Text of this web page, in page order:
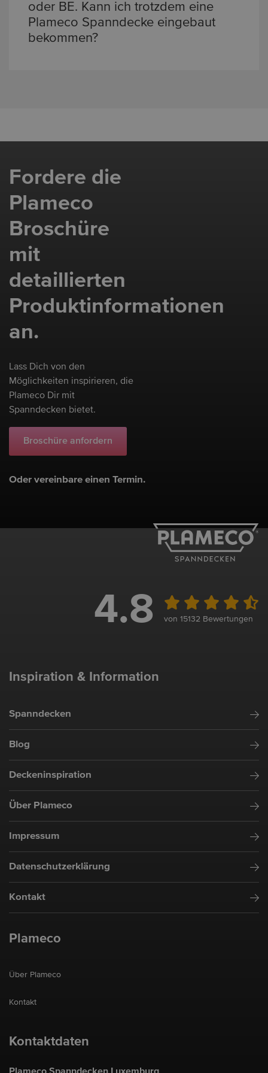
und kannst einen unverbindlichen Termin
oder BE. Kann ich trotzdem eine
Plameco Spanndecke eingebaut
bekommen?
Fordere die
Plameco
Broschüre
mit
detaillierten
Produktinformationen
an.
Lass Dich von den
Möglichkeiten inspirieren, die
Plameco Dir mit
Spanndecken bietet.
Broschüre anfordern
Oder vereinbare einen Termin.
4.8 von 15132 Bewertungen
Inspiration & Information
Spanndecken
Blog
Deckeninspiration
Über Plameco
Impressum
Datenschutzerklärung
Kontakt
Plameco
Über Plameco
Kontakt
Kontaktdaten